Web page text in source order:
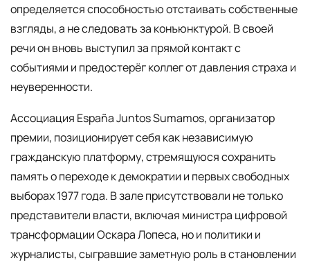
определяется способностью отстаивать собственные
взгляды, а не следовать за конъюнктурой. В своей
речи он вновь выступил за прямой контакт с
событиями и предостерёг коллег от давления страха и
неуверенности.
Ассоциация España Juntos Sumamos, организатор
премии, позиционирует себя как независимую
гражданскую платформу, стремящуюся сохранить
память о переходе к демократии и первых свободных
выборах 1977 года. В зале присутствовали не только
представители власти, включая министра цифровой
трансформации Оскара Лопеса, но и политики и
журналисты, сыгравшие заметную роль в становлении